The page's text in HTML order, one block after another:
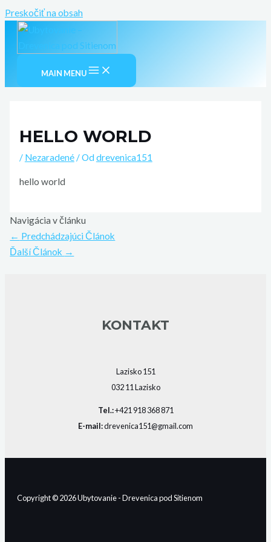
Preskočiť na obsah
MAIN MENU
HELLO WORLD
/ Nezaradené/ Od drevenica151
hello world
Navigácia v článku
← Predchádzajúci Článok
Ďalší Článok →
KONTAKT
Lazisko 151
032 11 Lazisko
Tel.:+421 918 368 871‬‬
E-mail:drevenica151@gmail.com
Copyright © 2026 Ubytovanie - Drevenica pod Sitienom